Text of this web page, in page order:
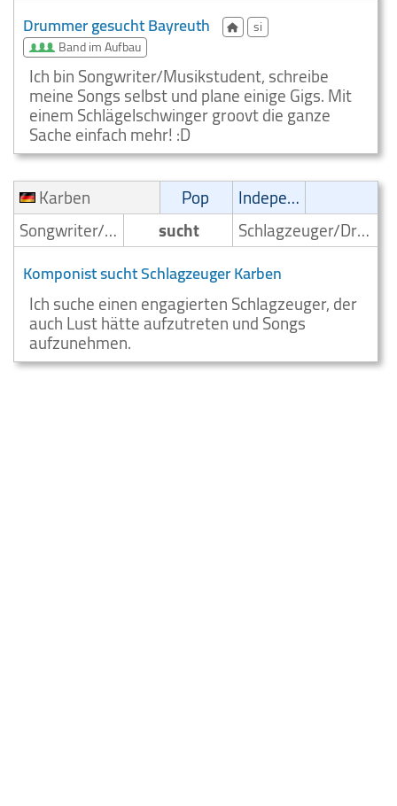
Drummer gesucht Bayreuth
si
Band im Aufbau
Ich bin Songwriter/Musikstudent, schreibe
meine Songs selbst und plane einige Gigs. Mit
einem Schlägelschwinger groovt die ganze
Sache einfach mehr! :D
Karben
Pop
Independent
Songwriter/Komponist
sucht Schlagzeuger/Drummer
Komponist sucht Schlagzeuger Karben
Ich suche einen engagierten Schlagzeuger, der
auch Lust hätte aufzutreten und Songs
aufzunehmen.